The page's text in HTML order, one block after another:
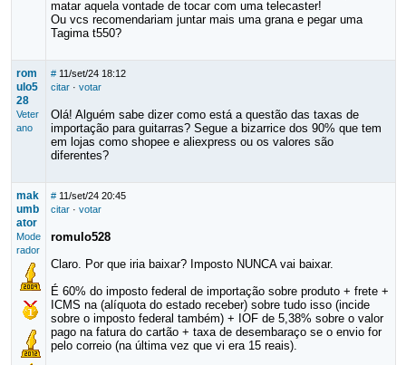
matar aquela vontade de tocar com uma telecaster!
Ou vcs recomendariam juntar mais uma grana e pegar uma
Tagima t550?
rom
ulo5
28
Veter
ano
# 11/set/24 18:12
citar· votar
Olá! Alguém sabe dizer como está a questão das taxas de
importação para guitarras? Segue a bizarrice dos 90% que tem
em lojas como shopee e aliexpress ou os valores são
diferentes?
mak
umb
ator
Mode
rador
# 11/set/24 20:45
citar· votar
romulo528
Claro. Por que iria baixar? Imposto NUNCA vai baixar.
É 60% do imposto federal de importação sobre produto + frete +
ICMS na (alíquota do estado receber) sobre tudo isso (incide
sobre o imposto federal também) + IOF de 5,38% sobre o valor
pago na fatura do cartão + taxa de desembaraço se o envio for
pelo correio (na última vez que vi era 15 reais).